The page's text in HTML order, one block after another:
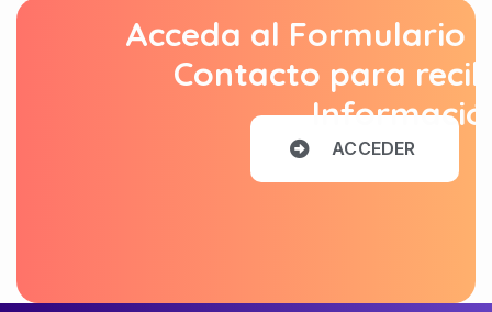
Acceda al Formulario
Contacto para
ACCEDER